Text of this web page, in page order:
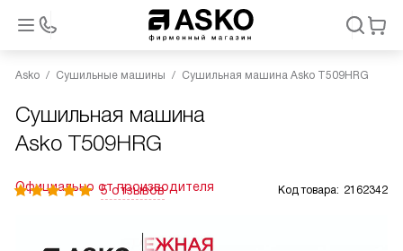
Asko Сушильные машины Сушильная машина Asko T509HRG
Сушильная машина
Asko T509HRG
Официально от производителя
5 отзывов Код товара: 2162342